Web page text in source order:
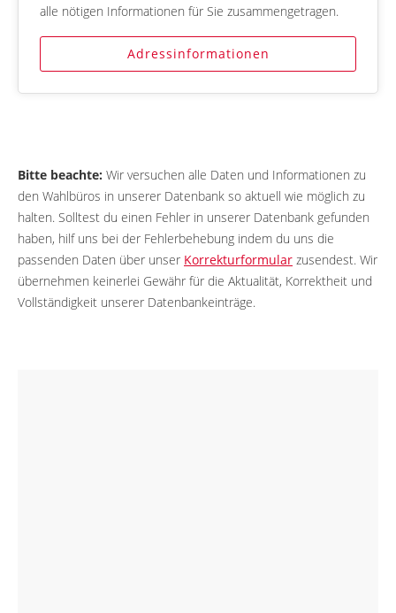
alle nötigen Informationen für Sie zusammengetragen.
Adressinformationen
Bitte beachte: Wir versuchen alle Daten und Informationen zu
den Wahlbüros in unserer Datenbank so aktuell wie möglich zu
halten. Solltest du einen Fehler in unserer Datenbank gefunden
haben, hilf uns bei der Fehlerbehebung indem du uns die
passenden Daten über unser Korrekturformular zusendest. Wir
übernehmen keinerlei Gewähr für die Aktualität, Korrektheit und
Vollständigkeit unserer Datenbankeinträge.